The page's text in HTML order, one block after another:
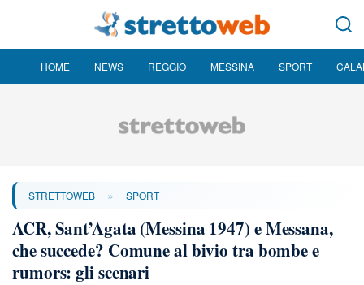
HOME NEWS REGGIO MESSINA SPORT
STRETTOWEB » SPORT
ACR, Sant’Agata (Messina 1947) e Messana,
che succede? Comune al bivio tra bombe e
rumors: gli scenari